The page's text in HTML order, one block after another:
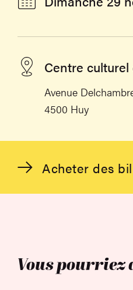
Acheter des
Centre culturel
Avenue
4500 Huy
Vous pourriez